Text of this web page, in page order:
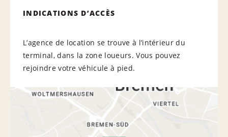
INDICATIONS D’ACCÈS
L’agence de location se trouve à l’intérieur du
terminal, dans la zone loueurs. Vous pouvez
rejoindre votre véhicule à pied.